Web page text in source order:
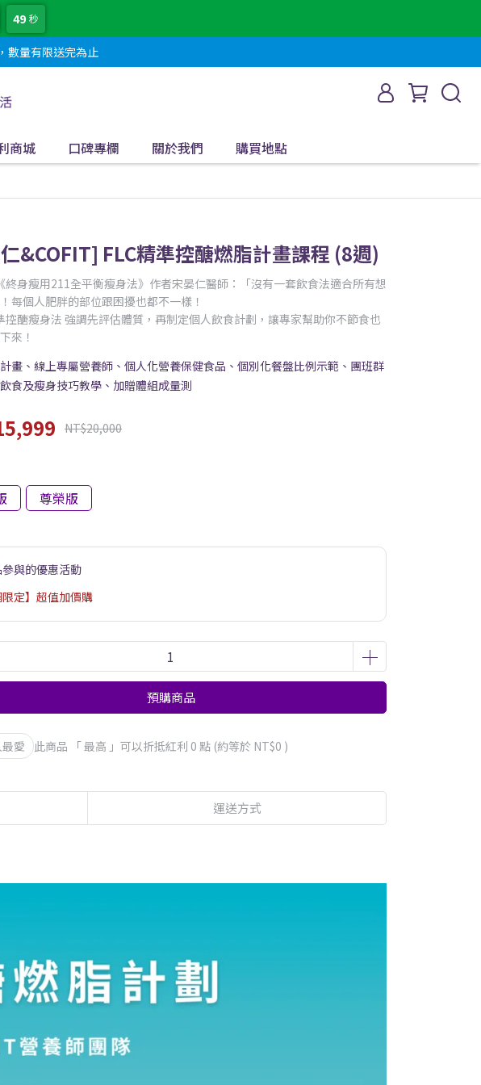
47 秒
數量有限送完為止
商城 口碑專欄 關於我們 購買地點
&COFIT] FLC精準控醣燃脂計畫課程 (8週)
終身瘦用211全平衡瘦身法》作者宋晏仁醫師：「沒有一套飲食法適合所有想
每個人肥胖的部位跟困擾也都不一樣！
控醣瘦身法 強調先評估體質，再制定個人飲食計劃，讓專家幫助你不節食也
來！
畫、線上專屬營養師、個人化營養保健食品、個別化餐盤比例示範、團班群
食及瘦身技巧教學、加贈體組成量測
NT$20,000
尊榮版
參與的優惠活動
限定】超值加價購
預購商品
愛 此商品 「 最高 」可以折抵紅利 0 點 (約等於 NT$0 )
運送方式